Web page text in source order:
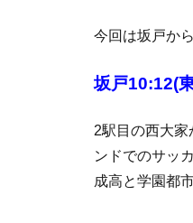
今回は坂戸か
坂戸10:12(
2駅目の西大
ンドでのサッ
成高と学園都